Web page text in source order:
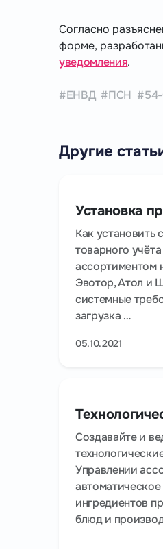
Согласно
форме,
уведомления.
ЕНВД ПСН
Другие
Установка
Как установить
товарного
ассортиментом
Эвотор, Атол и
системные
загрузка …
05.10.2021
Создавайте и
Управлении
ингредиентов
блюд и